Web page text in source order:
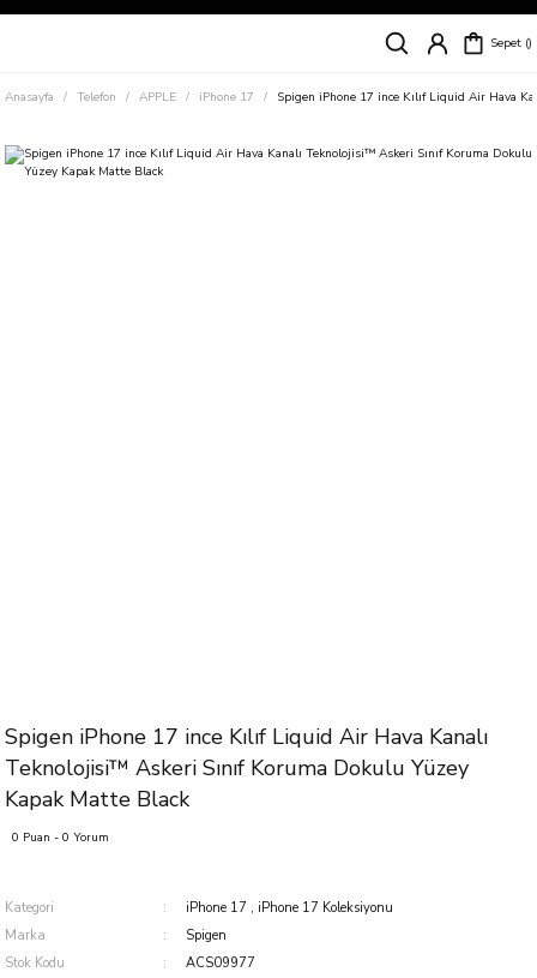
Siparişleriniz
Süper İndirimli Fiyatlar
Sepet
Anasayfa Telefon APPLE iPhone 17 Spigen iPhone 17 ince Kılıf Liquid Air Hava
Spigen iPhone 17 ince Kılıf Liquid Air Hava Kanalı
Teknolojisi™ Askeri Sınıf Koruma Dokulu Yüzey
Kapak Matte Black
0 Puan - 0 Yorum
Kategori iPhone 17 , iPhone 17 Koleksiyonu
Marka
Spigen
Stok Kodu
ACS09977